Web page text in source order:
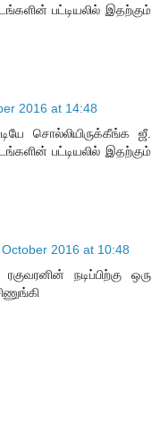
பட்டியலில் இதற்கும்
2016 at 14:48
சொல்லியிருக்கீங்க ஜீ.
பட்டியலில் இதற்கும்
October 2016 at 10:48
நடிப்பிற்கு ஒரு